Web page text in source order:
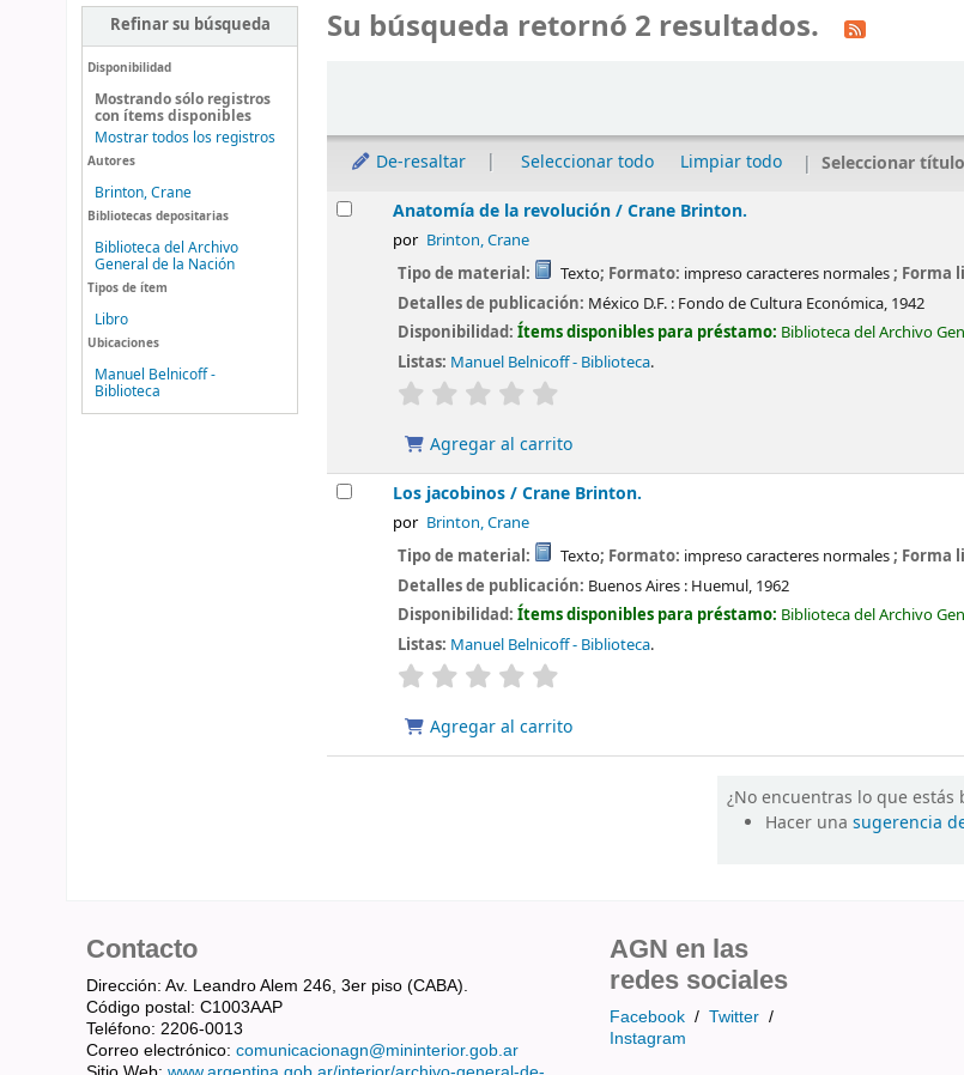
Refinar su búsqueda
Disponibilidad
Mostrando sólo registros
con ítems disponibles
Mostrar todos los registros
Autores
Brinton, Crane
Bibliotecas depositarias
Biblioteca del Archivo
General de la Nación
Tipos de ítem
Libro
Ubicaciones
Manuel Belnicoff -
Biblioteca
Su búsqueda retornó 2 resultados.
De-resaltar Seleccionar todo Limpiar todo Seleccionar
ResultadosAnatomía de la revolución /Crane Brinton.
por Brinton, Crane
Tipo de material: Texto; Formato: impreso caracteres normales; Forma
Detalles de publicación: México D.F. : Fondo de Cultura Económica, 1942
Disponibilidad:Ítems disponibles para préstamo: Biblioteca del Archivo
Listas: Manuel Belnicoff - Biblioteca.
valoración
Agregar al carrito
Los jacobinos /Crane Brinton.
por Brinton, Crane
Tipo de material: Texto; Formato: impreso caracteres normales; Forma
Detalles de publicación: Buenos Aires : Huemul, 1962
Disponibilidad:Ítems disponibles para préstamo: Biblioteca del Archivo
Listas: Manuel Belnicoff - Biblioteca.
valoración
Agregar al carrito
¿No encuentras lo que estás
Hacer unasugerencia
Contacto
Dirección: Av. Leandro Alem 246, 3er piso (CABA).
Código postal: C1003AAP
Teléfono: 2206-0013
Correo electrónico: comunicacionagn@mininterior.gob.ar
AGN en las
redes sociales
Facebook / Twitter /
Instagram